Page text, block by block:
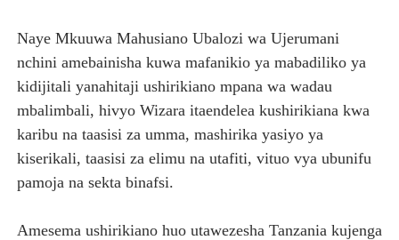
Naye Mkuuwa Mahusiano Ubalozi wa Ujerumani
nchini amebainisha kuwa mafanikio ya mabadiliko ya
kidijitali yanahitaji ushirikiano mpana wa wadau
mbalimbali, hivyo Wizara itaendelea kushirikiana kwa
karibu na taasisi za umma, mashirika yasiyo ya
kiserikali, taasisi za elimu na utafiti, vituo vya ubunifu
pamoja na sekta binafsi.
Amesema ushirikiano huo utawezesha Tanzania kujenga